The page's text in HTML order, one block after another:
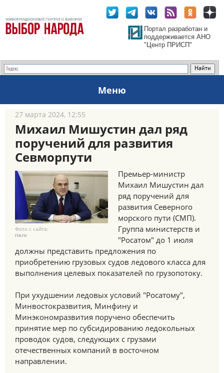
Портал разработан и
поддерживается АНО
"Центр ПРИСП"
Меню
27 марта 2024, 12:55
Михаил Мишустин дал ряд
поручений для развития
Севморпути
Фото с сайта:
ria.ru
Премьер-министр
Михаил Мишустин дал
ряд поручений для
развития Северного
морского пути (СМП).
Группа министерств и
"Росатом" до 1 июля
должны представить предложения по
приобретению грузовых судов ледового класса для
выполнения целевых показателей по грузопотоку.
При ухудшении ледовых условий "Росатому",
Минвостокразвития, Минфину и
Минэкономразвития поручено обеспечить
принятие мер по субсидированию ледокольных
проводок судов, следующих с грузами
отечественных компаний в восточном
направлении.